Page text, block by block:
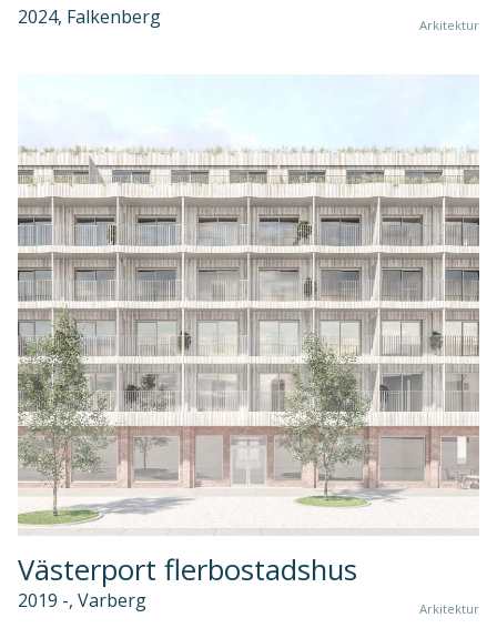
2024, Falkenberg Arkitektur
Västerport flerbostadshus
2019 -, Varberg Arkitektur